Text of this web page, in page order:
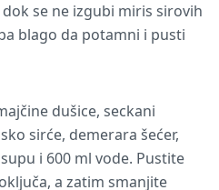
se ne izgubi miris sirovih
blago da potamni i pusti
dušice, seckani
sirće, demerara šećer,
i 600 ml vode. Pustite
a zatim smanjite